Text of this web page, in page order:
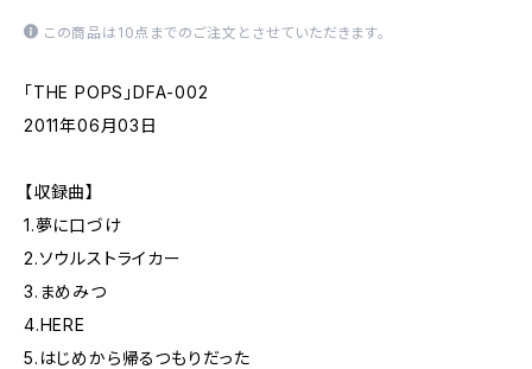
この商品は10点までのご注文とさせていただきます。
「THE POPS」DFA-002
2011年06月03日
【収録曲】
1.夢に口づけ
2.ソウルストライカー
3.まめみつ
4.HERE
5.はじめから帰るつもりだった